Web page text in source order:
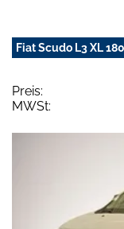
Fiat Scudo L3 XL
Preis:
MWSt: